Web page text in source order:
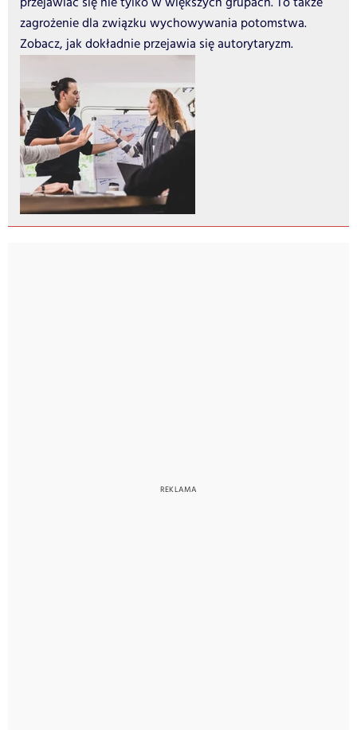
zagrożenie dla związku wychowywania potomstwa.
Zobacz, jak dokładnie przejawia się autorytaryzm.